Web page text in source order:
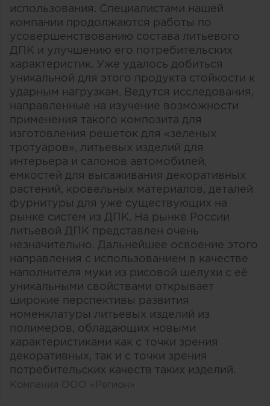
использования. Специалистами нашей
компании продолжаются работы по
усовершенствованию состава литьевого
ДПК и улучшению его потребительских
характеристик. Уже удалось добиться
уникальной для этого продукта стойкости к
ударным нагрузкам. Ведутся исследования,
направленные на изучение возможности
применения такого композита для
изготовления решеток для «зеленых
тротуаров», литьевых изделий для
интерьера и салонов автомобилей,
емкостей для высаживания декоративных
растений, кровельных материалов, деталей
фурнитуры для уже существующих на
рынке систем из ДПК. На рынке России
литьевой ДПК представлен очень
незначительно. Дальнейшее освоение этого
направления с использованием в качестве
наполнителя муки из рисовой шелухи с её
уникальными свойствами открывает
широкие перспективы развития
номенклатуры литьевых изделий из
полимеров, обладающих новыми
характеристиками как с точки зрения
декоративных, так и с точки зрения
потребительских качеств таких изделий.
Компания ООО «Регион»